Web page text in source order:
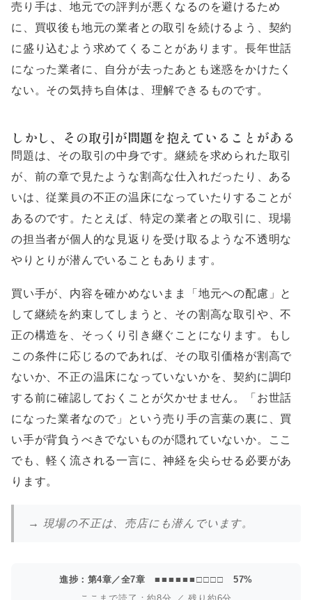
売り手は、地元での評判が悪くなるのを避けるため
に、買収後も地元の業者との取引を続けるよう、契約
に盛り込むよう求めてくることがあります。長年世話
になった業者に、自分が去ったあとも迷惑をかけたく
ない。その気持ち自体は、理解できるものです。
しかし、その取引が問題を抱えていることがある
問題は、その取引の中身です。継続を求められた取引
が、前の章で見たような割高な仕入れだったり、ある
いは、従業員の不正の温床になっていたりすることが
あるのです。たとえば、特定の業者との取引に、現場
の担当者が個人的な見返りを受け取るような不透明な
やりとりが潜んでいることもあります。
買い手が、内容を確かめないまま「地元への配慮」と
して継続を約束してしまうと、その割高な取引や、不
正の構造を、そっくり引き継ぐことになります。もし
この条件に応じるのであれば、その取引価格が割高で
ないか、不正の温床になっていないかを、契約に調印
する前に確認しておくことが欠かせません。「お世話
になった業者なので」という売り手の言葉の裏に、買
い手が背負うべきでないものが隠れていないか。ここ
でも、軽く流される一言に、神経を尖らせる必要があ
ります。
→ 現場の不正は、売店にも潜んでいます。
進捗：第4章／全7章■■■■■■□□□□
57%